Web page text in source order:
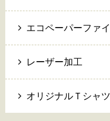
エコペーパーファ
レーザー加工
オリジナルＴシャ